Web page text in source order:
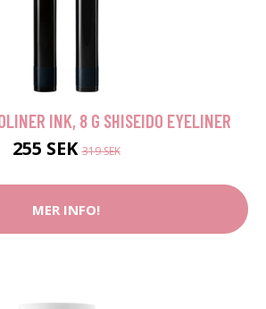
INK, 8 G SHISEIDO EYELINER
255 SEK319 SEK
MER INFO!